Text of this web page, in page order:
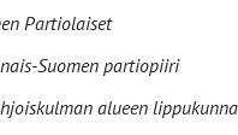
Partiolaiset
Suomen partiopiiri
alueen